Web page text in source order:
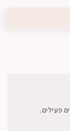
פעילים.